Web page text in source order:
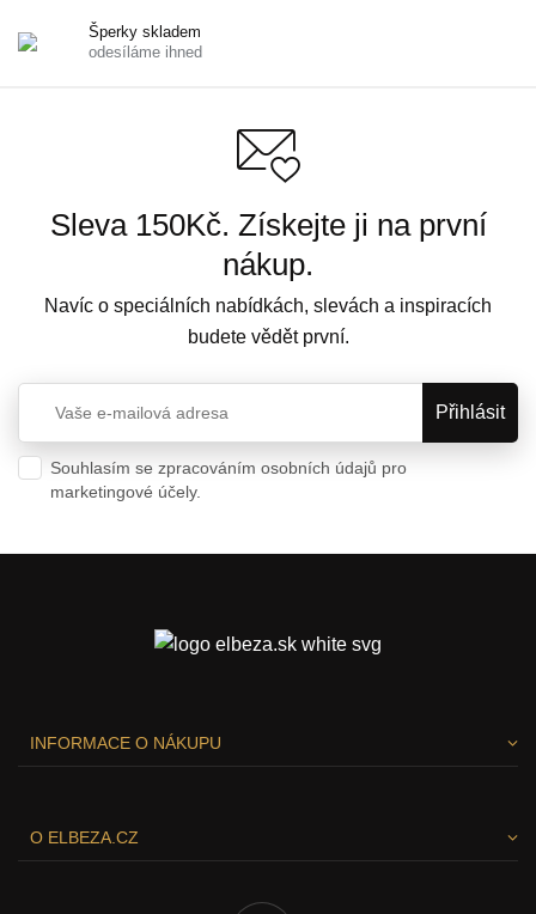
Šperky skladem
odesíláme ihned
Sleva 150Kč. Získejte ji na první
nákup.
Navíc o speciálních nabídkách, slevách a inspiracích
budete vědět první.
Souhlasím se zpracováním osobních údajů pro
marketingové účely.
INFORMACE O NÁKUPU
O ELBEZA.CZ